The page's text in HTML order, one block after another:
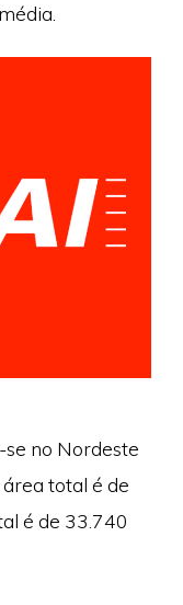
no Nordeste
total é de
é de 33.740